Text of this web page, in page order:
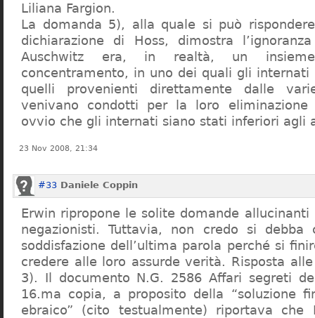
Liliana Fargion.
La domanda 5), alla quale si può
dichiarazione di Hoss, dimostra
Auschwitz era, in realtà, un
concentramento, in uno dei quali gli
quelli provenienti direttamente dalle
venivano condotti per la loro eliminazione
ovvio che gli internati siano stati inferiori agli
23 Nov 2008, 21:34
#33 Daniele Coppin
Erwin ripropone le solite domande
negazionisti. Tuttavia, non credo si debba
soddisfazione dell’ultima parola perché si
credere alle loro assurde verità. Risposta
3). Il documento N.G. 2586 Affari segreti
16.ma copia, a proposito della “soluzione
ebraico” (cito testualmente) riportava che